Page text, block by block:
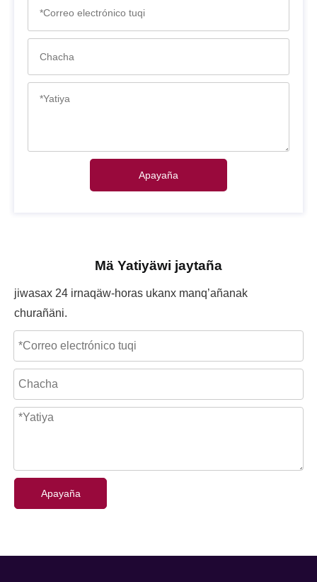
Apayaña
Mä Yatiyäwi jaytaña
jiwasax 24 irnaqäw-horas ukanx manq’añanak
churañäni.
Apayaña